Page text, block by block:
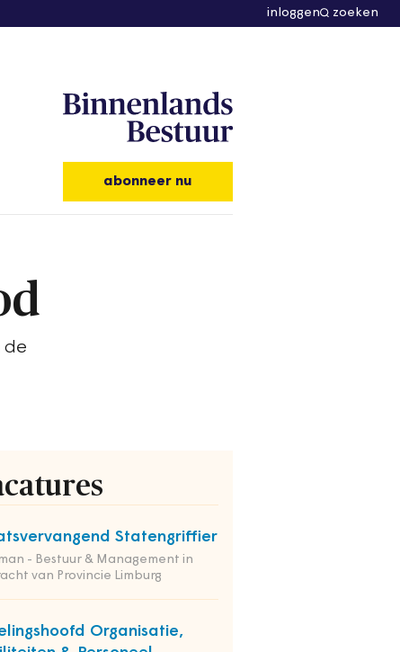
inloggen zoeken
abonneer nu
de
Statengriffier
- Bestuur & Management in
van Provincie Limburg
Organisatie,